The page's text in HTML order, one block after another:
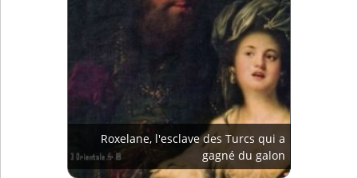
Roxelane, l'esclave des Turcs qui a
gagné du galon